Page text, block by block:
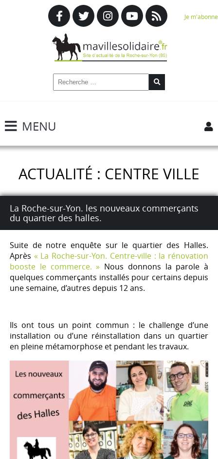
Je m'abonne
MENU
ACTUALITÉ : CENTRE VILLE
La Roche-sur-Yon. les nouveaux commerçants
du quartier des halles.
Suite de notre enquête sur le quartier des Halles.
Après « La Roche-sur-Yon. Centre-ville : la rénovation
booste le commerce. » Nous donnons la parole à
quelques commerçants installés pour certains depuis
une semaine, d’autres depuis 12 ans.
Ils ont tous un point commun : le challenge d’une
installation ou d’une réinstallation dans un quartier
en pleine métamorphose et pendant les travaux.